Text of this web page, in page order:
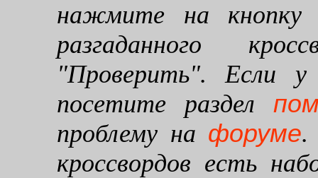
нажмите на кнопку
разгаданного
"Проверить". Если
посетите раздел
проблему на форуме.
кроссвордов есть